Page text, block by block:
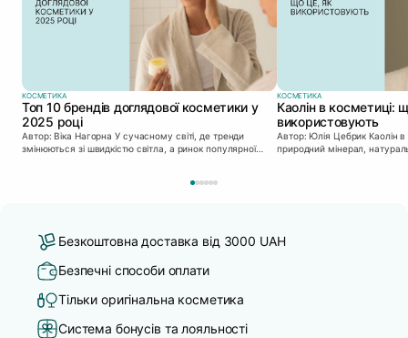
КОСМЕТИКА
Топ 10 брендів доглядової косметики у
2025 році
Автор: Віка Нагорна У сучасному світі, де тренди
змінюються зі швидкістю світла, а ринок популярної
КОСМЕТИКА
Каолін в косметиці:
використовують
Автор: Юлія Цебрик Каолін в косметології – це
природний мінерал,
Безкоштовна доставка від 3000 UAH
Безпечні способи оплати
Тільки оригінальна косметика
Система бонусів та лояльності